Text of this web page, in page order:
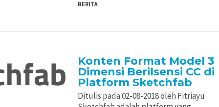
BERITA
Konten Format Model 3
Dimensi Berilsensi CC di
Platform Sketchfab
Ditulis pada 02-08-2018 oleh Fitriayu